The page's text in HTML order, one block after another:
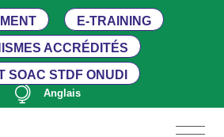
E-TRAINING
ACCRÉDITÉS
SOAC STDF ONUDI
Anglais